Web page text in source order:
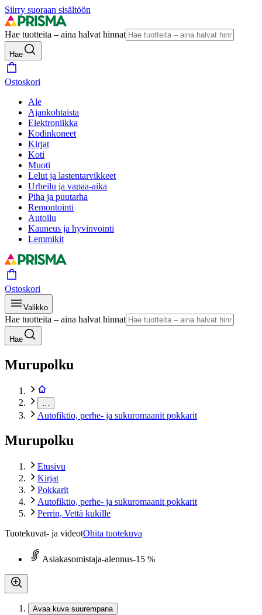
Siirry suoraan sisältöön
Hae tuotteita – aina halvat hinnat
Hae
Ostoskori
Ale
Ajankohtaista
Elektroniikka
Kodinkoneet
Kirjat
Koti
Muoti
Lelut ja lastentarvikkeet
Urheilu ja vapaa-aika
Piha ja puutarha
Remontointi
Autoilu
Kauneus ja hyvinvointi
Lemmikit
Ostoskori
Valikko
Hae tuotteita – aina halvat hinnat
Hae
Murupolku
Autofiktio, perhe- ja sukuromaanit pokkarit
Murupolku
Etusivu
Kirjat
Pokkarit
Autofiktio, perhe- ja sukuromaanit pokkarit
Perrin, Vettä kukille
Tuotekuvat- ja videotOhita tuotekuva
Asiakasomistaja-alennus-15 %
Avaa kuva suurempana